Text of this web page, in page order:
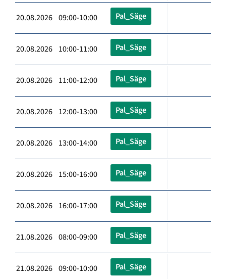
20.08.2026 09:00-10:00 Pal_Säge
20.08.2026 10:00-11:00 Pal_Säge
20.08.2026 11:00-12:00 Pal_Säge
20.08.2026 12:00-13:00 Pal_Säge
20.08.2026 13:00-14:00 Pal_Säge
20.08.2026 15:00-16:00 Pal_Säge
20.08.2026 16:00-17:00 Pal_Säge
21.08.2026 08:00-09:00 Pal_Säge
21.08.2026 09:00-10:00 Pal_Säge